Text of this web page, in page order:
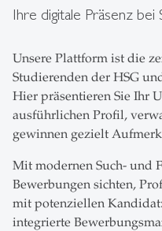
Ihre digitale Präsenz bei
Unsere Plattform ist die
Studierenden der HSG
Hier präsentieren Sie Ihr
ausführlichen Profil,
gewinnen gezielt
Mit modernen Such- und
Bewerbungen sichten,
mit potenziellen
integrierte